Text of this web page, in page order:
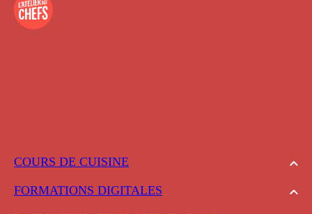
COURS DE CUISINE
FORMATIONS DIGITALES